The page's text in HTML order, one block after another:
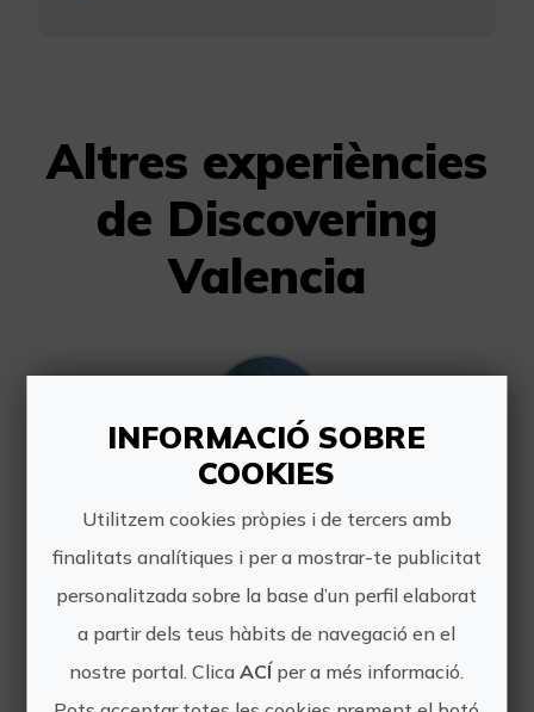
Altres experiències
de Discovering
Valencia
Visita guiada València Ciutat de les Arts i les Ciències i Museu Faller
Visita guiada a peu de 2 hores de
duració. Primer visitarem el Museu
festa de les Falles, declarada
Patrimoni Immaterial de la
Humanitat per la UNESCO, els seus...
INFORMACIÓ SOBRE
COOKIES
Utilitzem cookies pròpies i de tercers amb
finalitats analítiques i per a mostrar-te publicitat
personalitzada sobre la base d’un perfil elaborat
a partir dels teus hàbits de navegació en el
nostre portal. ClicaACÍ per a més informació.